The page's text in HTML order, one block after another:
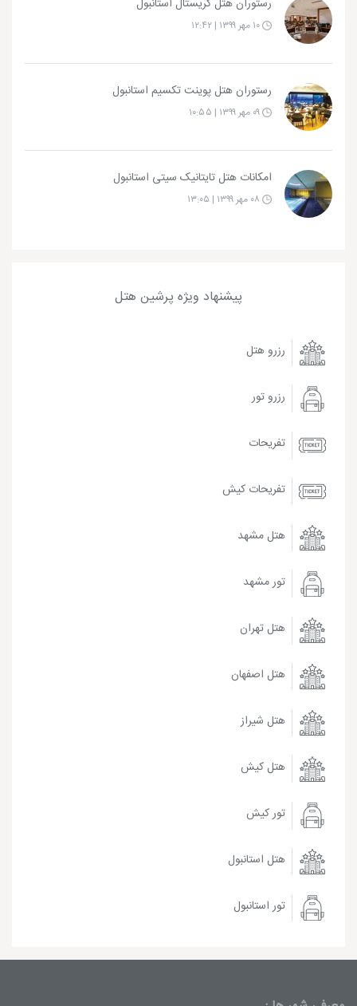
رستوران هتل کریستال استانبول
رستوران هتل پوینت تکسیم استانبول
امکانات هتل تایتانیک سیتی استانبول
پیشنهاد ویژه پرشین هتل
رزرو هتل
رزرو تور
تفریحات
تفریحات کیش
هتل مشهد
تور مشهد
هتل تهران
هتل اصفهان
هتل شیراز
هتل کیش
تور کیش
هتل استانبول
تور استانبول